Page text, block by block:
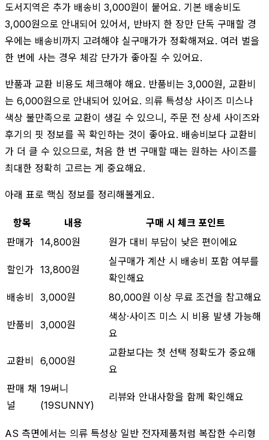
도서지역은 추가 배송비 3,000원이 붙어요. 기본 배송비도
3,000원으로 안내되어 있어서, 반바지 한 장만 단독 구매할 경
우에는 배송비까지 고려해야 실구매가가 정확해져요. 여러 벌을
한 번에 사는 경우 체감 단가가 좋아질 수 있어요.
반품과 교환 비용도 체크해야 해요. 반품비는 3,000원, 교환비
는 6,000원으로 안내되어 있어요. 의류 특성상 사이즈 미스나
색상 불만족으로 교환이 생길 수 있으니, 주문 전 상세 사이즈와
후기의 핏 정보를 꼭 확인하는 것이 좋아요. 배송비보다 교환비
가 더 클 수 있으므로, 처음 한 번 구매할 때는 원하는 사이즈를
최대한 정확히 고르는 게 중요해요.
아래 표로 핵심 정보를 정리해볼게요.
항목 내용
구매 시 체크 포인트
판매가 14,800원 원가 대비 부담이 낮은 편이에요
할인가 13,800원
실구매가 계산 시 배송비 포함 여부를
확인해요
배송비
3,000원 80,000원 이상 무료 조건을 참고해요
반품비 3,000원
색상·사이즈 미스 시 비용 발생 가능해
요
교환비 6,000원
교환보다는 첫 선택 정확도가 중요해
요
판매 채
널
19써니
(19SUNNY)
리뷰와 안내사항을 함께 확인해요
AS 측면에서는 의류 특성상 일반 전자제품처럼 복잡한 수리형